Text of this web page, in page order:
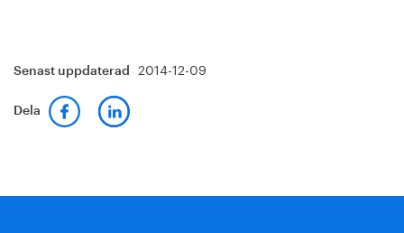
Senast uppdaterad 2014-12-09
Dela